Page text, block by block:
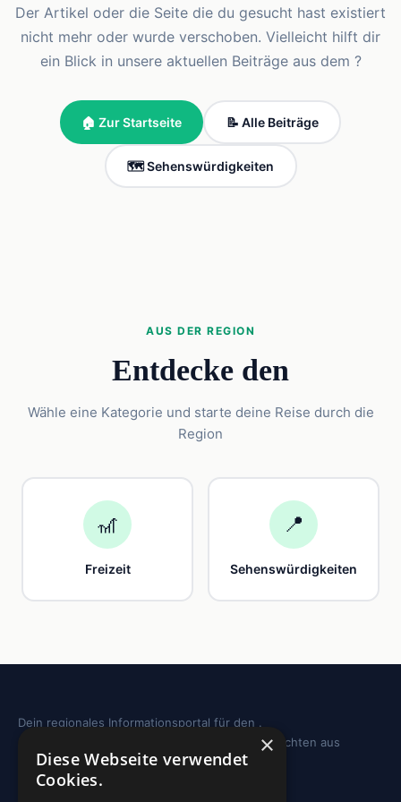
Der Artikel oder die Seite die du gesucht hast existiert
nicht mehr oder wurde verschoben. Vielleicht hilft dir
ein Blick in unsere aktuellen Beiträge aus dem ?
🏠 Zur Startseite 📝 Alle Beiträge
🗺️ Sehenswürdigkeiten
AUS DER REGION
Entdecke den
Wähle eine Kategorie und starte deine Reise durch die
Region
🎢
Freizeit
📍
Sehenswürdigkeiten
Dein regionales Informationsportal für den .
Sehenswürdigkeiten, Ausflugstipps und Geschichten aus
deiner Region.
×
Diese Webseite verwendet
Cookies.